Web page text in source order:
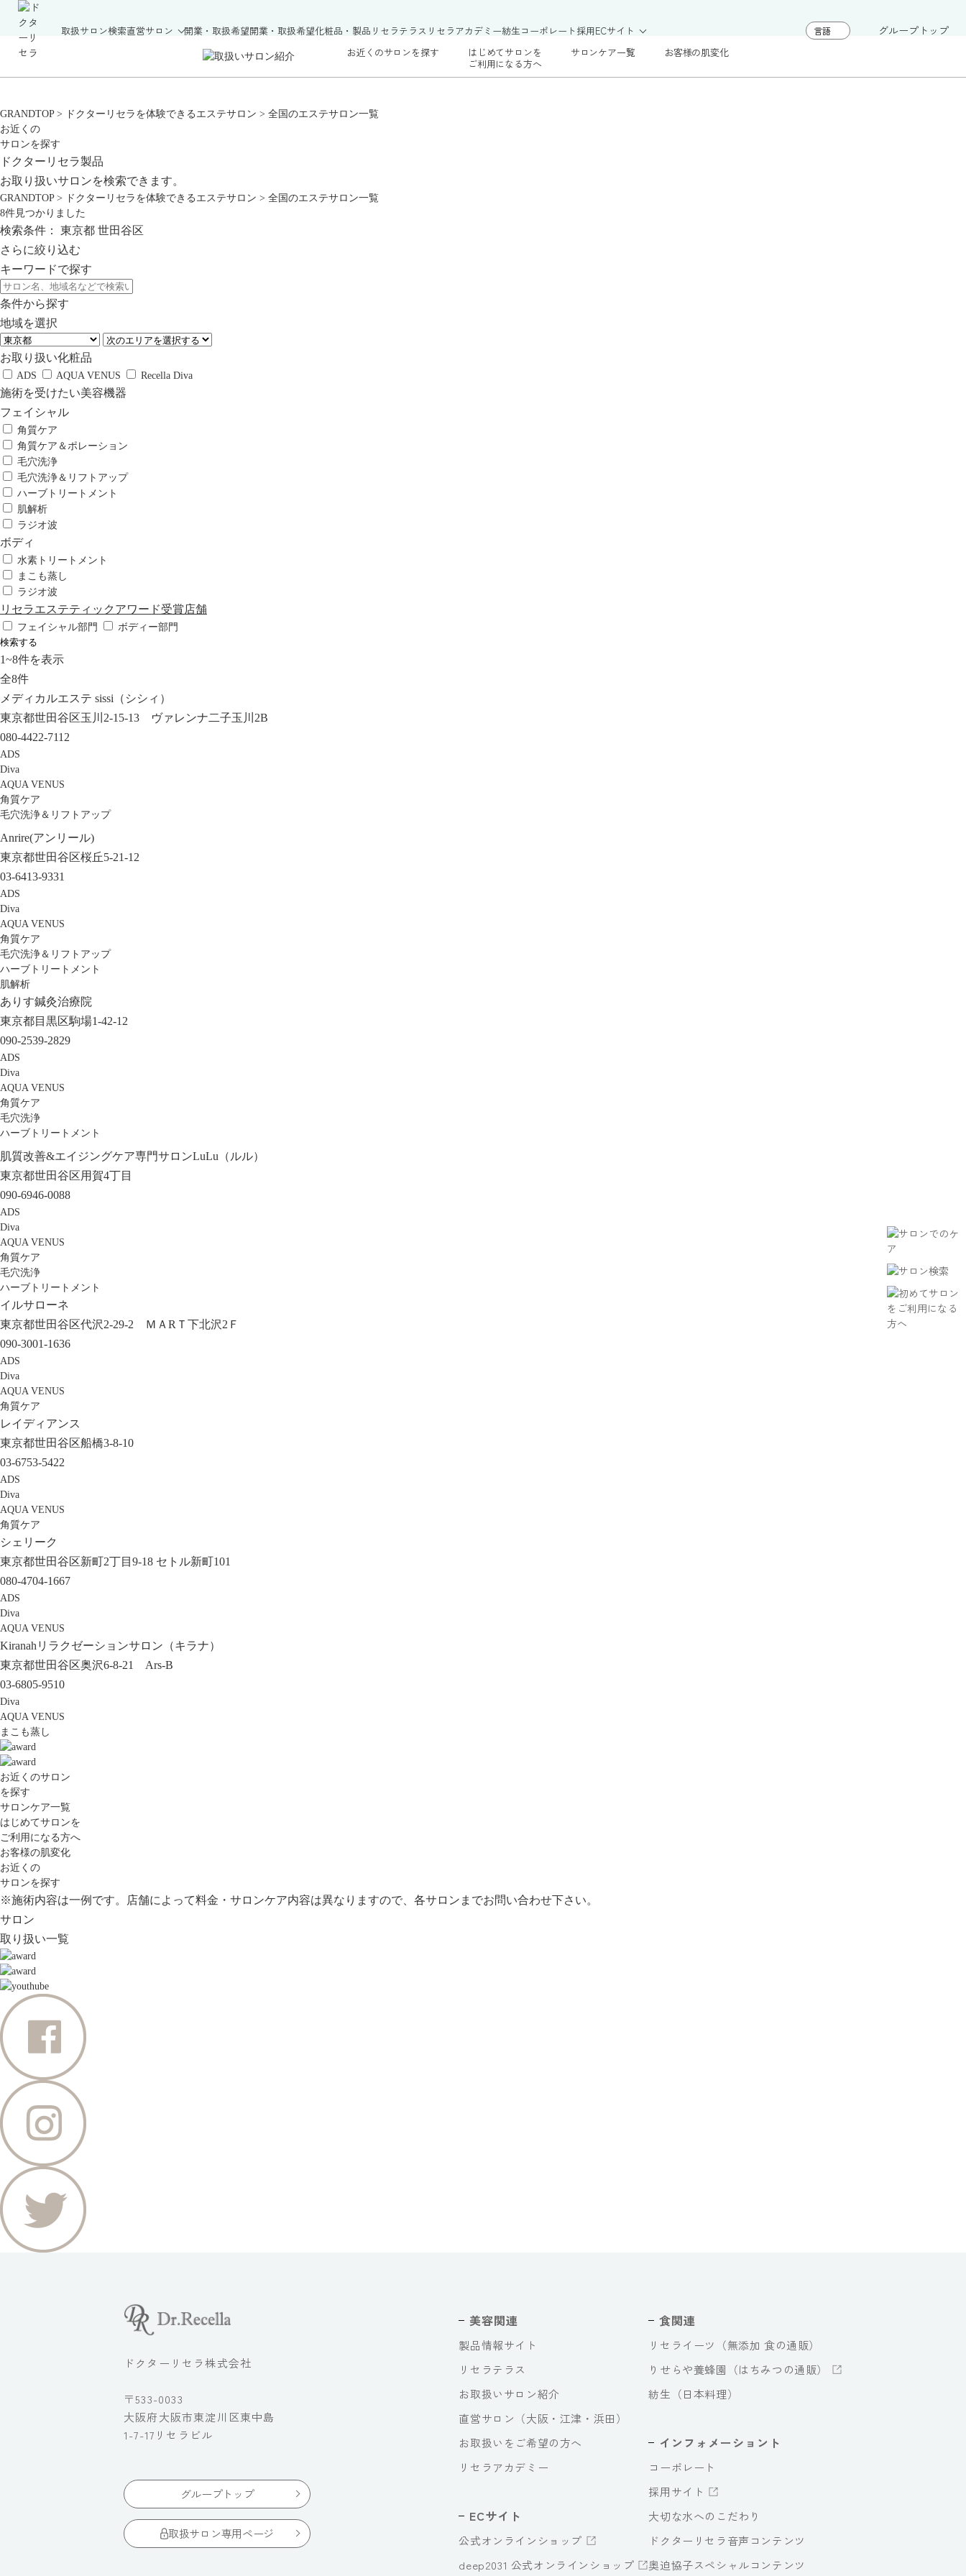
取扱サロン検索直営サロン 開業・取扱希望開業・取扱希望化粧品・製品 リセラテラス リセラアカデミー紡生コーポレート採用ECサイト グループトップ
お近くのサロンを探す
はじめてサロンを
ご利用になる方へ
サロンケア一覧 お客様の肌変化
GRANDTOP> ドクターリセラを体験できるエステサロン > 全国のエステサロン一覧
お近くの
サロンを探す
ドクターリセラ製品
お取り扱いサロンを検索できます。
GRANDTOP> ドクターリセラを体験できるエステサロン > 全国のエステサロン一覧
8件見つかりました
検索条件： 東京都 世田谷区
さらに絞り込む
キーワードで探す
条件から探す
地域を選択
お取り扱い化粧品
ADS AQUA VENUS Recella Diva
施術を受けたい美容機器
フェイシャル
角質ケア
角質ケア＆ポレーション
毛穴洗浄
毛穴洗浄＆リフトアップ
ハーブトリートメント
肌解析
ラジオ波
ボディ
水素トリートメント
まこも蒸し
ラジオ波
リセラエステティックアワード受賞店舗
フェイシャル部門
ボディー部門
検索する
1~8件を表示
全8件
メディカルエステ sissi（シシィ）
東京都世田谷区玉川2-15-13 ヴァレンナ二子玉川2B
080-4422-7112
ADS
Diva
AQUA VENUS
角質ケア
毛穴洗浄＆リフトアップ
Anrire(アンリール)
東京都世田谷区桜丘5-21-12
03-6413-9331
ADS
Diva
AQUA VENUS
角質ケア
毛穴洗浄＆リフトアップ
ハーブトリートメント
肌解析
ありす鍼灸治療院
東京都目黒区駒場1-42-12
090-2539-2829
ADS
Diva
AQUA VENUS
角質ケア
毛穴洗浄
ハーブトリートメント
肌質改善&エイジングケア専門サロンLuLu（ルル）
東京都世田谷区用賀4丁目
090-6946-0088
ADS
Diva
AQUA VENUS
角質ケア
毛穴洗浄
ハーブトリートメント
イルサローネ
東京都世田谷区代沢2-29-2 ＭＡRＴ下北沢2Ｆ
090-3001-1636
ADS
Diva
AQUA VENUS
角質ケア
レイディアンス
東京都世田谷区船橋3-8-10
03-6753-5422
ADS
Diva
AQUA VENUS
角質ケア
シェリーク
東京都世田谷区新町2丁目9-18 セトル新町101
080-4704-1667
ADS
Diva
AQUA VENUS
Kiranahリラクゼーションサロン（キラナ）
東京都世田谷区奥沢6-8-21 Ars-B
03-6805-9510
Diva
AQUA VENUS
まこも蒸し
お近くのサロン
を探す
サロンケア一覧
はじめてサロンを
ご利用になる方へ
お客様の肌変化
お近くの
サロンを探す
※施術内容は一例です。店舗によって料金・サロンケア内容は異なりますので、各サロンまでお問い合わせ下さい。
サロン
取り扱い一覧
ドクターリセラ株式会社
〒533-0033
大阪府大阪市東淀川区東中島
1-7-17リセラビル
グループトップ
取扱サロン専用ページ
美容関連
製品情報サイト
リセラテラス
お取扱いサロン紹介
直営サロン（大阪・江津・浜田）
お取扱いをご希望の方へ
リセラアカデミー
ECサイト
公式オンラインショップ
deep2031 公式オンラインショップ
食関連
リセライーツ（無添加 食の通販）
りせらや養蜂園（はちみつの通販）
紡生（日本料理）
インフォメーショント
コーポレート
採用サイト
大切な水へのこだわり
ドクターリセラ音声コンテンツ
奥迫協子スペシャルコンテンツ